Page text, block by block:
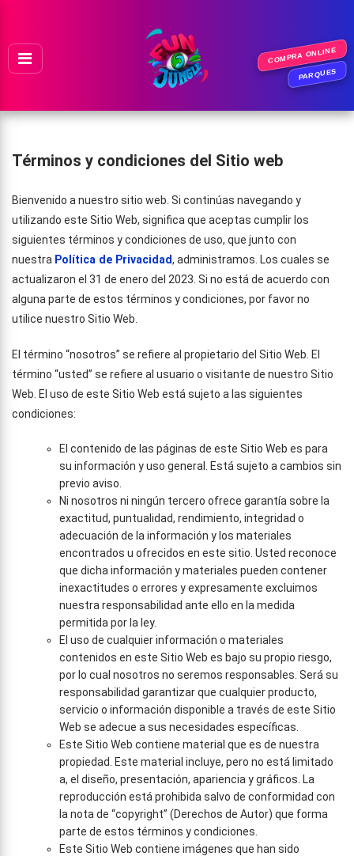
COMPRA ONLINE
PARQUES
Términos y condiciones del Sitio web
Bienvenido a nuestro sitio web. Si continúas navegando y
utilizando este Sitio Web, significa que aceptas cumplir los
siguientes términos y condiciones de uso, que junto con
nuestra Política de Privacidad, administramos. Los cuales se
actualizaron el 31 de enero del 2023. Si no está de acuerdo con
alguna parte de estos términos y condiciones, por favor no
utilice nuestro Sitio Web.
El término “nosotros” se refiere al propietario del Sitio Web. El
término “usted” se refiere al usuario o visitante de nuestro Sitio
Web. El uso de este Sitio Web está sujeto a las siguientes
condiciones:
El contenido de las páginas de este Sitio Web es para
su información y uso general. Está sujeto a cambios sin
previo aviso.
Ni nosotros ni ningún tercero ofrece garantía sobre la
exactitud, puntualidad, rendimiento, integridad o
adecuación de la información y los materiales
encontrados u ofrecidos en este sitio. Usted reconoce
que dicha información y materiales pueden contener
inexactitudes o errores y expresamente excluimos
nuestra responsabilidad ante ello en la medida
permitida por la ley.
El uso de cualquier información o materiales
contenidos en este Sitio Web es bajo su propio riesgo,
por lo cual nosotros no seremos responsables. Será su
responsabilidad garantizar que cualquier producto,
servicio o información disponible a través de este Sitio
Web se adecue a sus necesidades específicas.
Este Sitio Web contiene material que es de nuestra
propiedad. Este material incluye, pero no está limitado
a, el diseño, presentación, apariencia y gráficos. La
reproducción está prohibida salvo de conformidad con
la nota de “copyright” (Derechos de Autor) que forma
parte de estos términos y condiciones.
Este Sitio Web contiene imágenes que han sido